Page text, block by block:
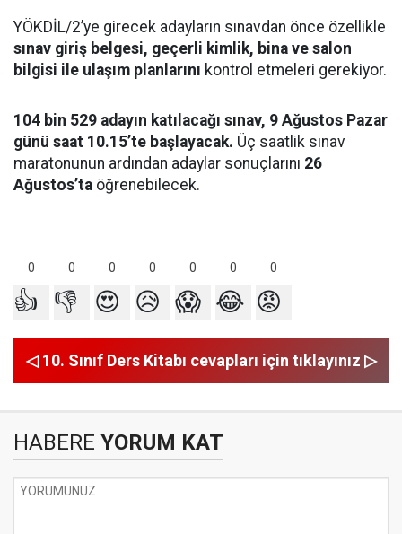
YÖKDİL/2’ye girecek adayların sınavdan önce özellikle
sınav giriş belgesi, geçerli kimlik, bina ve salon
bilgisi ile ulaşım planlarını kontrol etmeleri gerekiyor.
104 bin 529 adayın katılacağı sınav, 9 Ağustos Pazar
günü saat 10.15’te başlayacak. Üç saatlik sınav
maratonunun ardından adaylar sonuçlarını 26
Ağustos’ta öğrenebilecek.
0 0 0 0 0 0 0
👍 👎 😍 😥 😱 😂 😡
◁ 10. Sınıf Ders Kitabı cevapları için tıklayınız ▷
HABERE YORUM KAT